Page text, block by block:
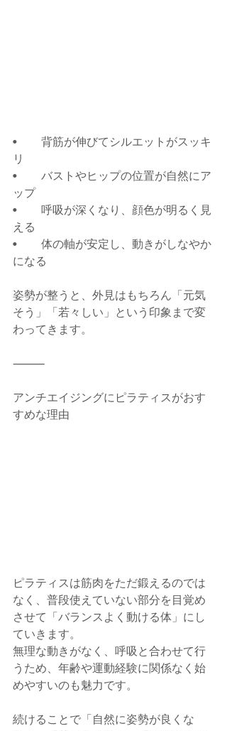
•	背筋が伸びてシルエットがスッキ
リ
•	バストやヒップの位置が自然にア
ップ
•	呼吸が深くなり、顔色が明るく見
える
•	体の軸が安定し、動きがしなやか
になる
姿勢が整うと、外見はもちろん「元気
そう」「若々しい」という印象まで変
わってきます。
⸻
アンチエイジングにピラティスがおす
すめな理由
ピラティスは筋肉をただ鍛えるのでは
なく、普段使えていない部分を目覚め
させて「バランスよく動ける体」にし
ていきます。
無理な動きがなく、呼吸と合わせて行
うため、年齢や運動経験に関係なく始
めやすいのも魅力です。
続けることで「自然に姿勢が良くな